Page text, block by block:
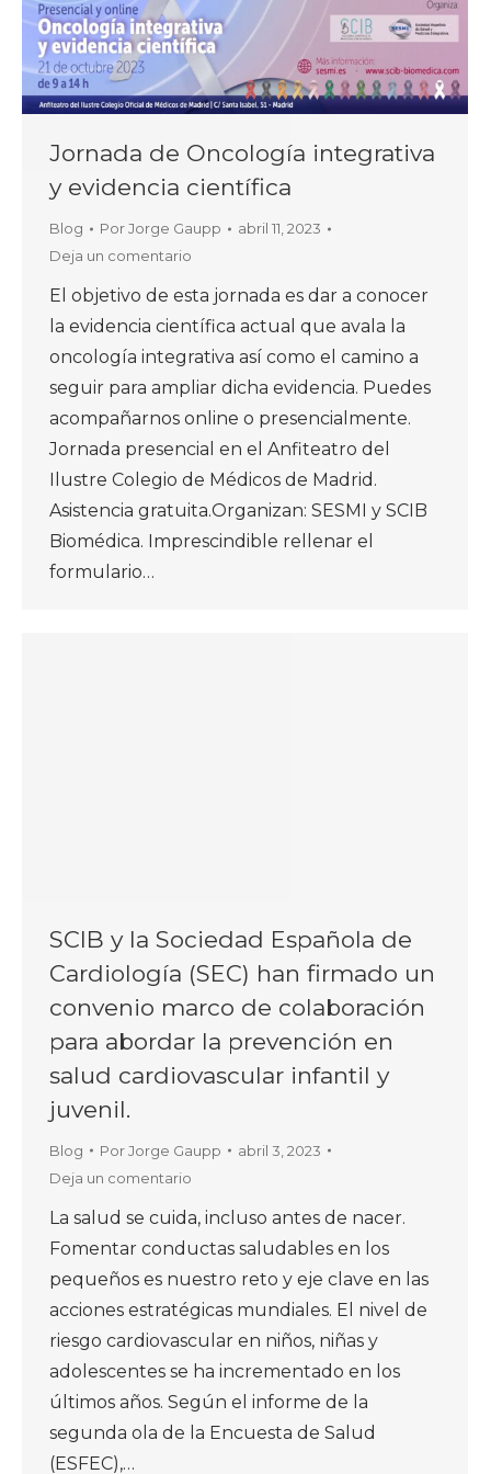
Jornada de Oncología integrativa
y evidencia científica
Blog PorJorge Gaupp
abril 11, 2023
Deja un comentario
El objetivo de esta jornada es dar a conocer
la evidencia científica actual que avala la
oncología integrativa así como el camino a
seguir para ampliar dicha evidencia. Puedes
acompañarnos online o presencialmente.
Jornada presencial en el Anfiteatro del
Ilustre Colegio de Médicos de Madrid.
Asistencia gratuita.Organizan: SESMI y SCIB
Biomédica. Imprescindible rellenar el
formulario…
SCIB y la Sociedad Española de
Cardiología (SEC) han firmado un
convenio marco de colaboración
para abordar la prevención en
salud cardiovascular infantil y
juvenil.
Blog PorJorge Gaupp
abril 3, 2023
Deja un comentario
La salud se cuida, incluso antes de nacer.
Fomentar conductas saludables en los
pequeños es nuestro reto y eje clave en las
acciones estratégicas mundiales. El nivel de
riesgo cardiovascular en niños, niñas y
adolescentes se ha incrementado en los
últimos años. Según el informe de la
segunda ola de la Encuesta de Salud
(ESFEC),…